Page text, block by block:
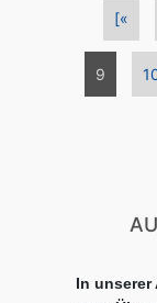
[«
9
In